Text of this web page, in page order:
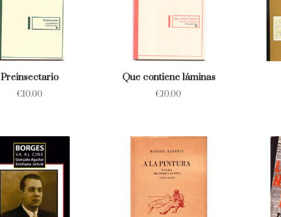
Preinsectario
€10.00
Que contiene láminas
€10.00